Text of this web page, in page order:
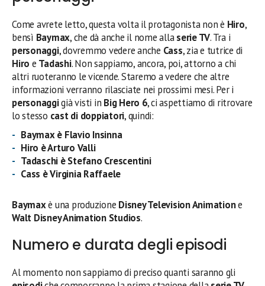
Come avrete letto, questa volta il protagonista non è Hiro,
bensì Baymax, che dà anche il nome allaserie TV. Tra i
personaggi, dovremmo vedere anche Cass, zia e tutrice di
Hiro e Tadashi. Non sappiamo, ancora, poi, attorno a chi
altri ruoteranno le vicende. Staremo a vedere che altre
informazioni verranno rilasciate nei prossimi mesi. Per i
personaggigià visti in Big Hero 6, ci aspettiamo di ritrovare
lo stesso cast di doppiatori, quindi:
Baymax è Flavio Insinna
Hiro è Arturo Valli
Tadaschi è Stefano Crescentini
Cass è Virginia Raffaele
Baymaxè una produzione Disney Television Animatione
Walt Disney Animation Studios.
Numero e durata degli episodi
Al momento non sappiamo di preciso quanti saranno gli